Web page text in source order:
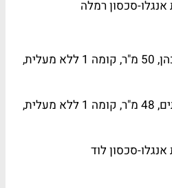
סכסון רמלה
דירת 2 חדרים ברחוב אלי כהן, 50 מ"ר, קומה 1 ללא מעלית,
דירת 2 חדרים בגבעת הזיתים, 48 מ"ר, קומה 1 ללא מעלית,
סכסון לוד